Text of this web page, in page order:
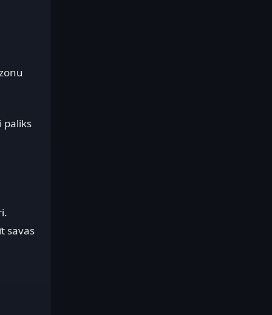
paliks
savas